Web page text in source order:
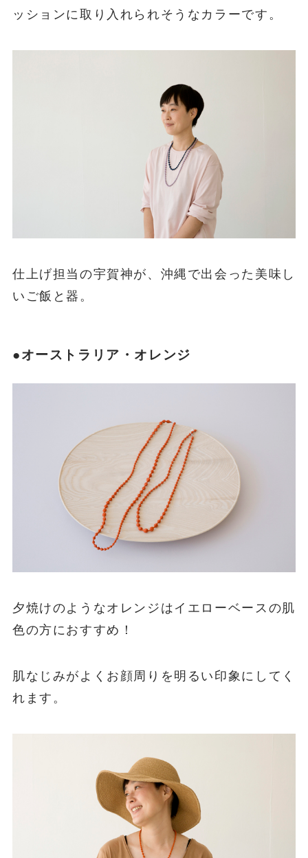
ッションに取り入れられそうなカラーです。
仕上げ担当の宇賀神が、沖縄で出会った美味し
いご飯と器。
●オーストラリア・オレンジ
夕焼けのようなオレンジはイエローベースの肌
色の方におすすめ！
肌なじみがよくお顔周りを明るい印象にしてく
れます。